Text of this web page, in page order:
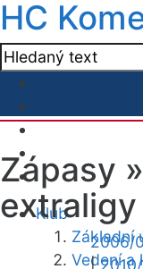
HC
Klub
Základní
Vedení a
Zápasy »
extraligy
2006/
|2010/